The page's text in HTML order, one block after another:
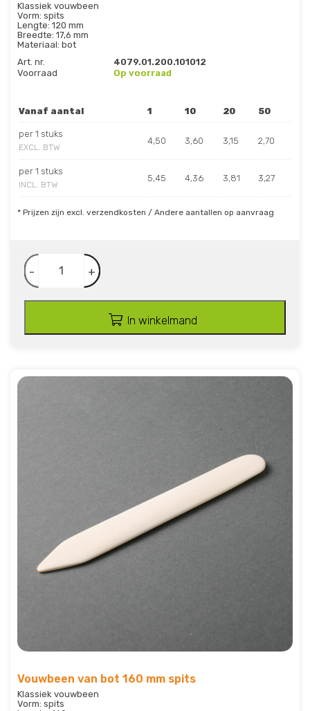
Klassiek vouwbeen
Vorm: spits
Lengte: 120 mm
Breedte: 17,6 mm
Materiaal: bot
Art. nr.
4079.01.200.101012
Voorraad
Op voorraad
Vanaf aantal 1 10 20 50
per 1 stuks
EXCL. BTW
4,50 3,60 3,15 2,70
per 1 stuks
INCL. BTW
5,45 4,36 3,81 3,27
* Prijzen zijn excl. verzendkosten / Andere aantallen op aanvraag
- +
In winkelmand
Vouwbeen van bot 160 mm spits
Klassiek vouwbeen
Vorm: spits